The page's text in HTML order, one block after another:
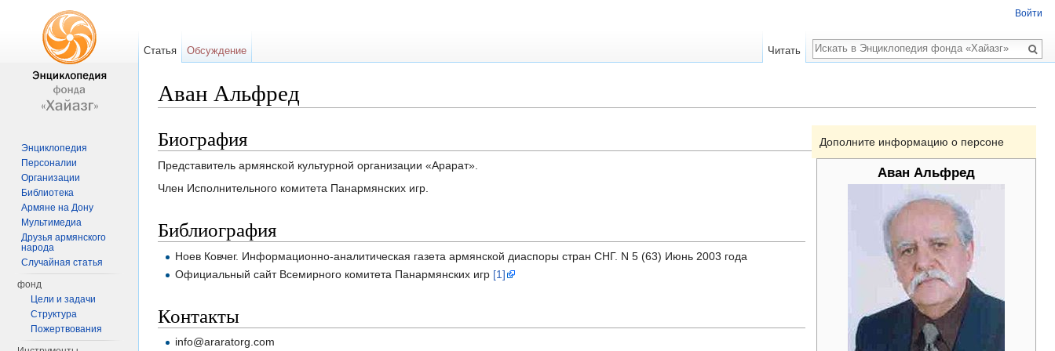
Аван Альфред
Дополните информацию о персоне
Аван Альфред
Биография
Представитель армянской культурной организации «Арарат».
Член Исполнительного комитета Панармянских игр.
Библиография
Ноев Ковчег. Информационно-аналитическая газета армянской диаспоры стран СНГ. N 5 (63) Июнь 2003 года
Официальный сайт Всемирного комитета Панармянских игр [1]
Контакты
info@araratorg.com
Войти
Статья Обсуждение Читать
Поиск
Энциклопедия
Персоналии
Организации
Библиотека
Армяне на Дону
Мультимедиа
Друзья армянского
народа
Случайная статья
фонд
Цели и задачи
Структура
Пожертвования